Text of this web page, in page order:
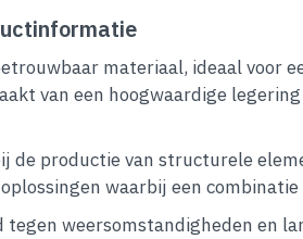
materiaal, ideaal voor
van een hoogwaardige
productie van structurele
waarbij een
weersomstandigheden en